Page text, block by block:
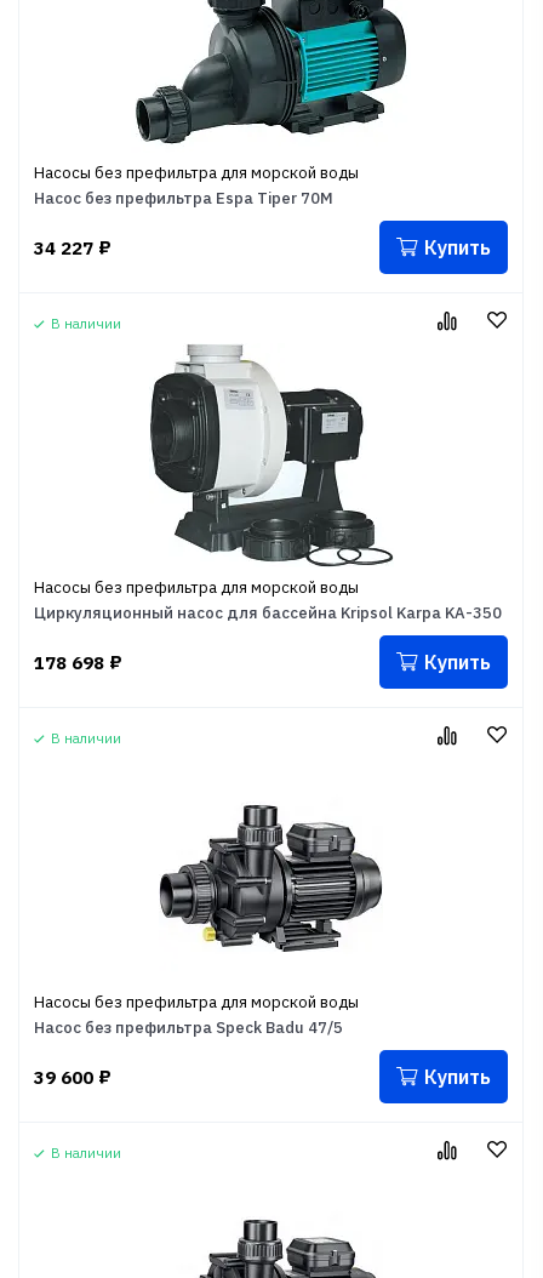
Насосы без префильтра для морской воды
Насос без префильтра Espa Tiper 70M
34 227 ₽ Купить
В наличии
Насосы без префильтра для морской воды
Циркуляционный насос для бассейна Kripsol Karpa KA-350
178 698 ₽ Купить
В наличии
Насосы без префильтра для морской воды
Насос без префильтра Speck Badu 47/5
39 600 ₽ Купить
В наличии